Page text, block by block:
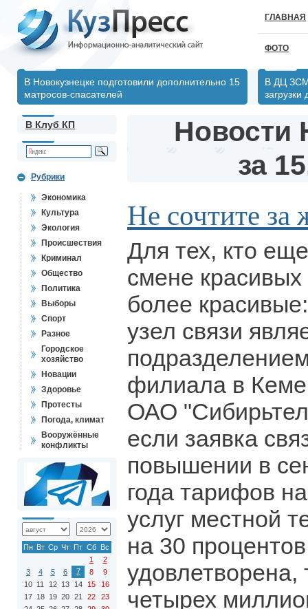
ГЛАВНАЯ
ФОТО
В Новокузнецке подготовили дополнительно 15
матросов-спасателей
В ДЦ
В Клуб КП
Рубрики
Экономика
Культура
Экология
Происшествия
Криминал
Общество
Политика
Выборы
Спорт
Разное
Городское
хозяйство
Новации
Здоровье
Протесты
Погода, климат
Вооружённые
конфликты
Пн Вт Ср Чт Пт Сб Вс
1
2
3
4 5 6 7 8
9
10 11 12 13 14 15
16
17 18 19 20 21 22
23
Новости
за
Не сочтите за
Для тех, кто
смене
более
узел связи
филиала в
ОАО
если заявка
повышении в
года тарифов
услуг местной
на 30
удовлетворена,
четырех